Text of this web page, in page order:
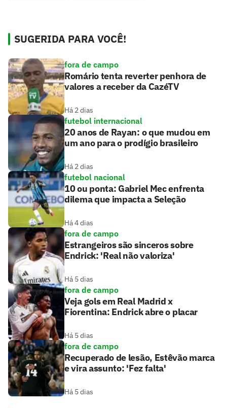
SUGERIDA PARA VOCÊ!
fora de campo
Romário tenta reverter penhora de
valores a receber da CazéTV
Há 2 dias
futebol internacional
20 anos de Rayan: o que mudou em
um ano para o prodígio brasileiro
Há 2 dias
futebol nacional
10 ou ponta: Gabriel Mec enfrenta
dilema que impacta a Seleção
Há 4 dias
fora de campo
Estrangeiros são sinceros sobre
Endrick: 'Real não valoriza'
Há 5 dias
fora de campo
Veja gols em Real Madrid x
Fiorentina: Endrick abre o placar
Há 5 dias
fora de campo
Recuperado de lesão, Estêvão marca
e vira assunto: 'Fez falta'
Há 5 dias